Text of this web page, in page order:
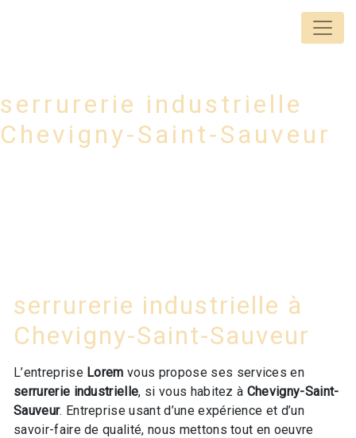
serrurerie industrielle
Chevigny-Saint-Sauveur
serrurerie industrielle à
Chevigny-Saint-Sauveur
L’entreprise Lorem vous propose ses services en
serrurerie industrielle, si vous habitez à Chevigny-Saint-
Sauveur. Entreprise usant d’une expérience et d’un
savoir-faire de qualité, nous mettons tout en oeuvre